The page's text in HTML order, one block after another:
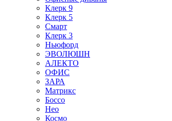
Клерк 9
Клерк 5
Смарт
Клерк 3
Ньюфорд
ЭВОЛЮШН
АЛЕКТО
ОФИС
ЗАРА
Матрикс
Боссо
Нео
Космо